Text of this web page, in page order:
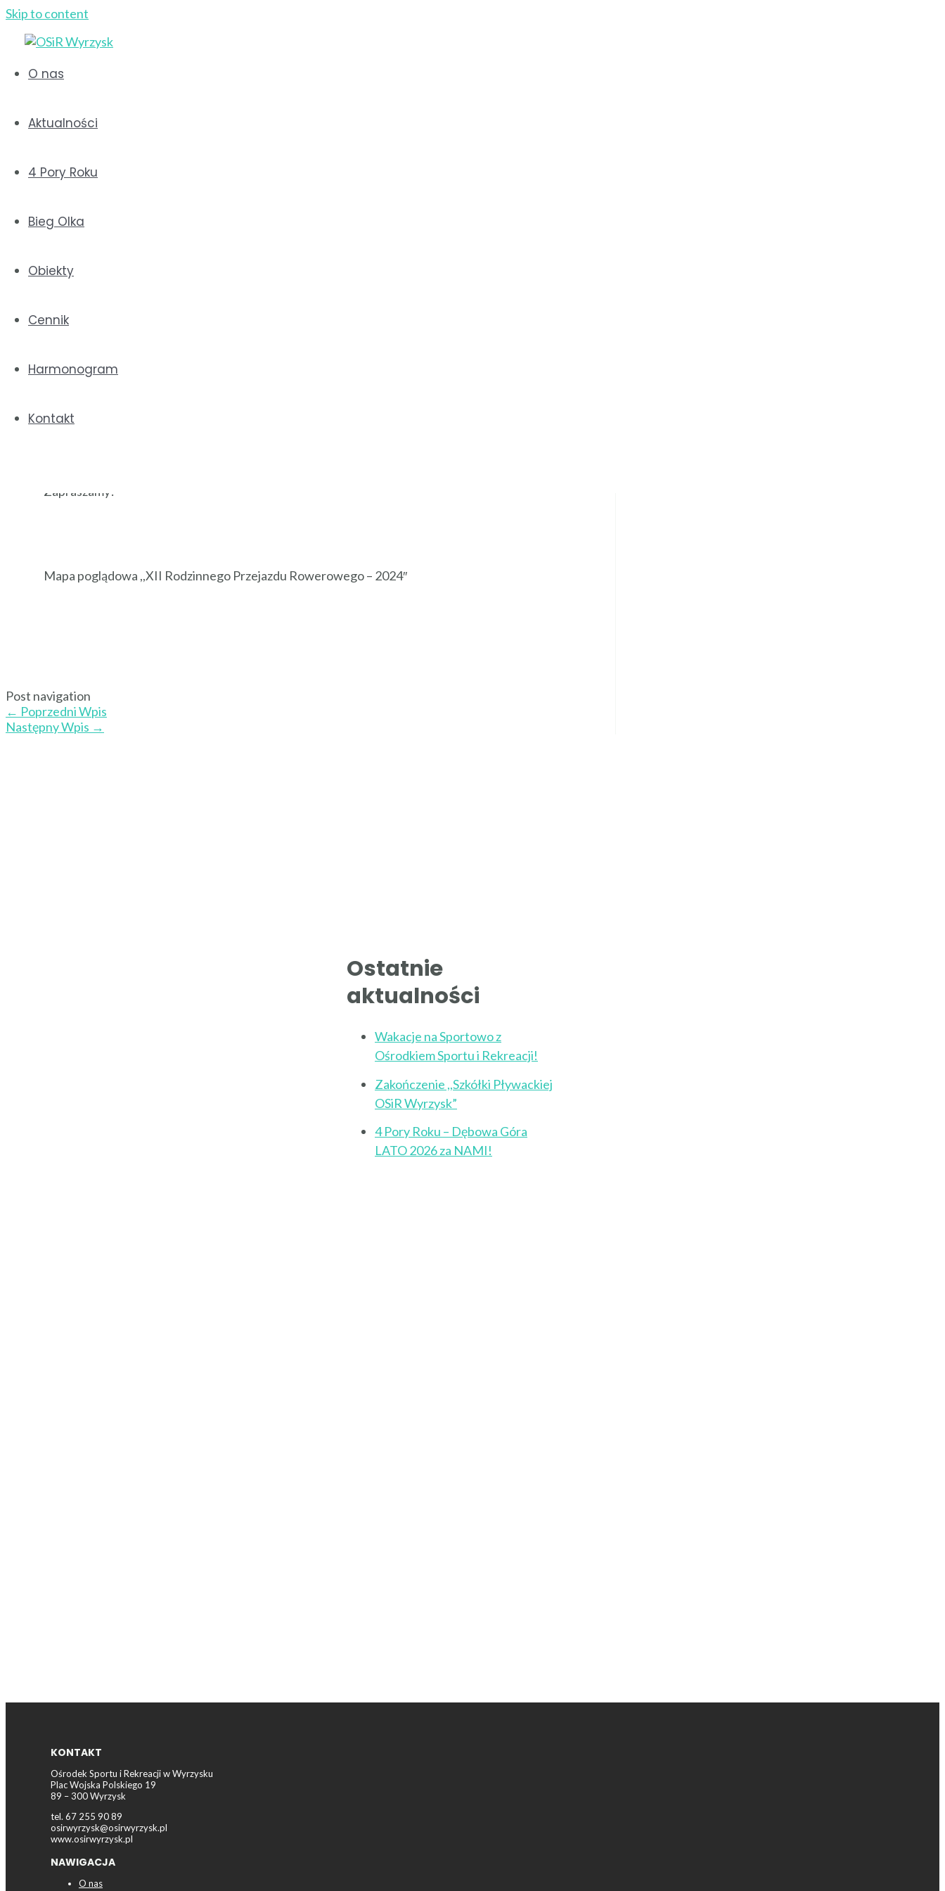
Skip to content
O nas
Aktualności
4 Pory Roku
Bieg Olka
Obiekty
Cennik
Harmonogram
Kontakt
Zapraszamy na XII Rodzinny Przejazd Rowerowy!
Stadionie Miejskim im. Leszka Peplińskiego w Wyrzysku.
Podczas imprezy odbędzie się również „3. Wielki Wyrzyski Rowerowy Ultramaraton Pomagania”.
Więcej informacji na temat Ultramaratonu Pomagania znajdziecie na Facebooku –
W miasteczku startowym prowadzone będą gry i zabawy dla dzieci, pokaz rowerowy oraz wiele
Zapraszamy!
Mapa poglądowa ,,XII Rodzinnego Przejazdu Rowerowego – 2024″
Post navigation
← Poprzedni Wpis
Następny Wpis →
Ostatnie
aktualności
Wakacje na Sportowo z
Ośrodkiem Sportu i Rekreacji!
Zakończenie ,,Szkółki Pływackiej
OSiR Wyrzysk”
4 Pory Roku – Dębowa Góra
LATO 2026 za NAMI!
KONTAKT
Ośrodek Sportu i Rekreacji w Wyrzysku
Plac Wojska Polskiego 19
89 – 300 Wyrzysk
tel. 67 255 90 89
osirwyrzysk@osirwyrzysk.pl
www.osirwyrzysk.pl
NAWIGACJA
O nas